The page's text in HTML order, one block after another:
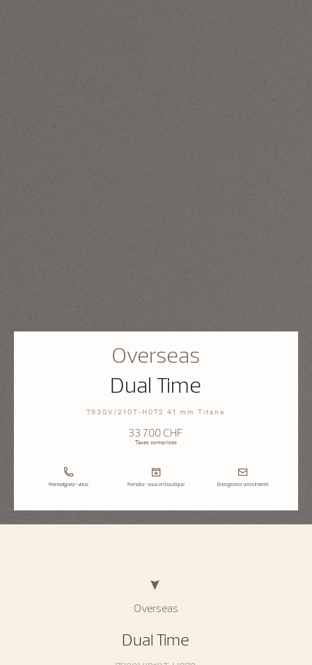
Overseas
Dual Time
7930V/210T-H072 41 mm Titane
33 700 CHF
Taxes comprises
Renseignez-vous Rendez-vous en boutique Enregistrez votre intérêt
Overseas
Dual Time